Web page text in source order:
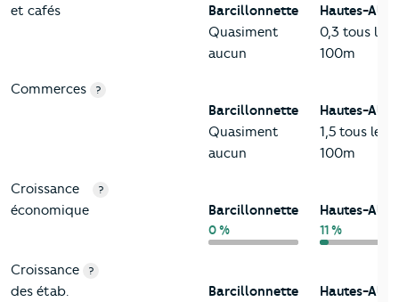
et cafés
Barcillonnette
Quasiment
aucun
Hautes-
0,3 tous les
100m
Commerces ?
Barcillonnette
Quasiment
aucun
Hautes-
1,5 tous les
100m
Croissance
économique
?
Barcillonnette
0 %
Hautes-
11 %
Croissance
des étab.
?
Barcillonnette Hautes-